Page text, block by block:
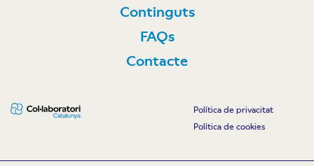
Continguts
FAQs
Contacte
Política de privacitat
Política de cookies